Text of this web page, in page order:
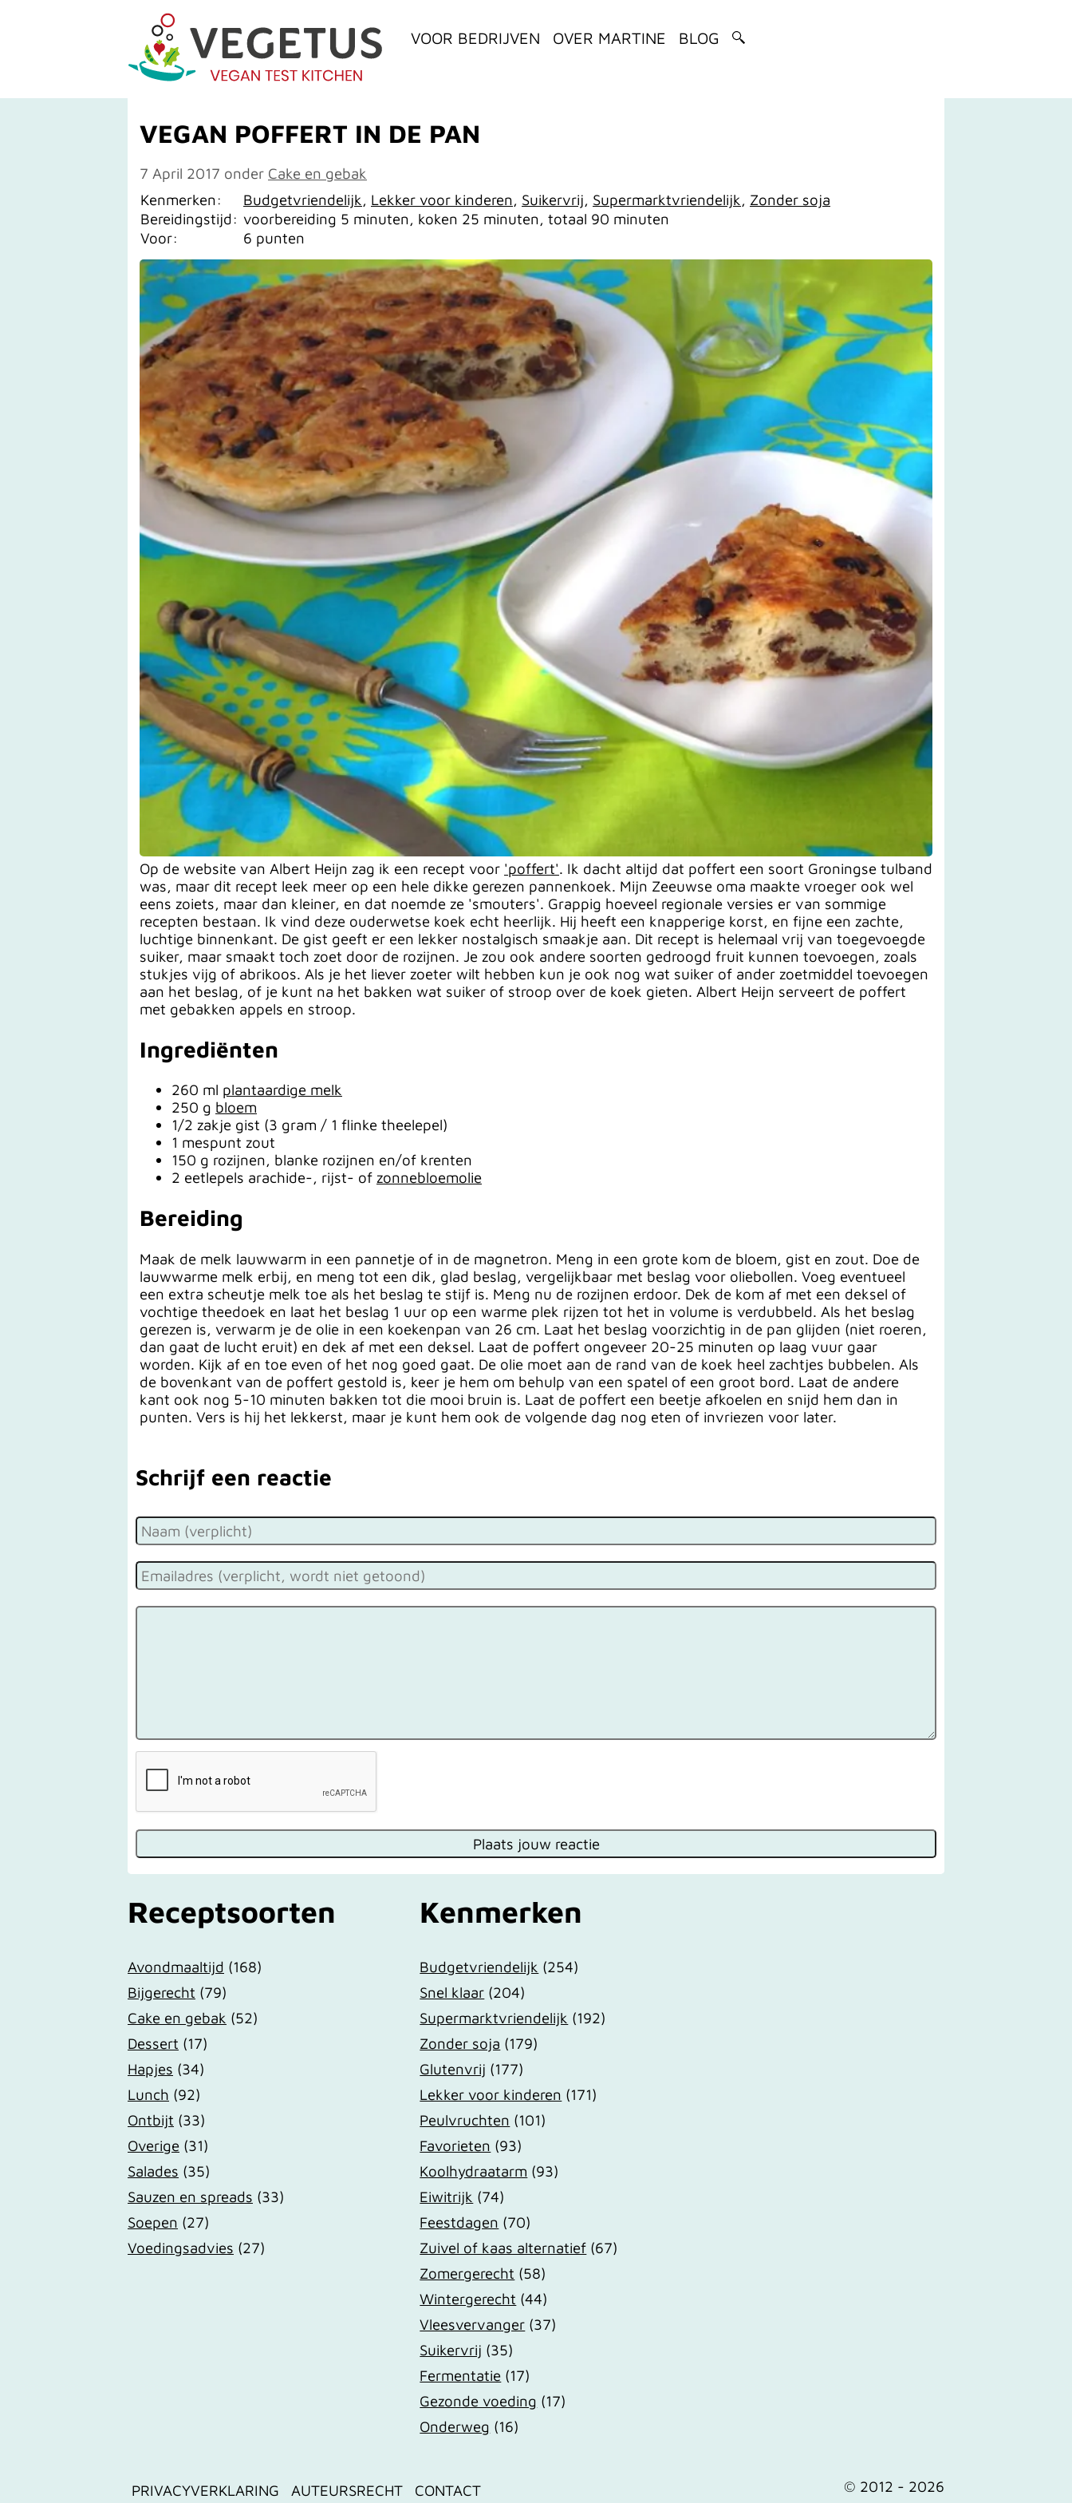
VOOR BEDRIJVEN OVER MARTINE BLOG
VEGAN POFFERT IN DE PAN
7 April 2017 onder Cake en gebak
Kenmerken:
Budgetvriendelijk, Lekker voor kinderen, Suikervrij, Supermarktvriendelijk, Zonder soja
Bereidingstijd: voorbereiding 5 minuten, koken 25 minuten, totaal 90 minuten
Voor:
6 punten
Op de website van Albert Heijn zag ik een recept voor 'poffert'. Ik dacht altijd dat poffert een soort Groningse tulband
was, maar dit recept leek meer op een hele dikke gerezen pannenkoek. Mijn Zeeuwse oma maakte vroeger ook wel
eens zoiets, maar dan kleiner, en dat noemde ze 'smouters'. Grappig hoeveel regionale versies er van sommige
recepten bestaan. Ik vind deze ouderwetse koek echt heerlijk. Hij heeft een knapperige korst, en fijne een zachte,
luchtige binnenkant. De gist geeft er een lekker nostalgisch smaakje aan. Dit recept is helemaal vrij van toegevoegde
suiker, maar smaakt toch zoet door de rozijnen. Je zou ook andere soorten gedroogd fruit kunnen toevoegen, zoals
stukjes vijg of abrikoos. Als je het liever zoeter wilt hebben kun je ook nog wat suiker of ander zoetmiddel toevoegen
aan het beslag, of je kunt na het bakken wat suiker of stroop over de koek gieten. Albert Heijn serveert de poffert
met gebakken appels en stroop.
Ingrediënten
260 ml plantaardige melk
250 g bloem
1/2 zakje gist (3 gram / 1 flinke theelepel)
1 mespunt zout
150 g rozijnen, blanke rozijnen en/of krenten
2 eetlepels arachide-, rijst- of zonnebloemolie
Bereiding
Maak de melk lauwwarm in een pannetje of in de magnetron. Meng in een grote kom de bloem, gist en zout. Doe de
lauwwarme melk erbij, en meng tot een dik, glad beslag, vergelijkbaar met beslag voor oliebollen. Voeg eventueel
een extra scheutje melk toe als het beslag te stijf is. Meng nu de rozijnen erdoor. Dek de kom af met een deksel of
vochtige theedoek en laat het beslag 1 uur op een warme plek rijzen tot het in volume is verdubbeld. Als het beslag
gerezen is, verwarm je de olie in een koekenpan van 26 cm. Laat het beslag voorzichtig in de pan glijden (niet roeren,
dan gaat de lucht eruit) en dek af met een deksel. Laat de poffert ongeveer 20-25 minuten op laag vuur gaar
worden. Kijk af en toe even of het nog goed gaat. De olie moet aan de rand van de koek heel zachtjes bubbelen. Als
de bovenkant van de poffert gestold is, keer je hem om behulp van een spatel of een groot bord. Laat de andere
kant ook nog 5-10 minuten bakken tot die mooi bruin is. Laat de poffert een beetje afkoelen en snijd hem dan in
punten. Vers is hij het lekkerst, maar je kunt hem ook de volgende dag nog eten of invriezen voor later.
Schrijf een reactie
Receptsoorten
Avondmaaltijd (168)
Bijgerecht (79)
Cake en gebak (52)
Dessert (17)
Hapjes (34)
Lunch (92)
Ontbijt (33)
Overige (31)
Salades (35)
Sauzen en spreads (33)
Soepen (27)
Voedingsadvies (27)
Kenmerken
Budgetvriendelijk (254)
Snel klaar (204)
Supermarktvriendelijk (192)
Zonder soja (179)
Glutenvrij (177)
Lekker voor kinderen (171)
Peulvruchten (101)
Favorieten (93)
Koolhydraatarm (93)
Eiwitrijk (74)
Feestdagen (70)
Zuivel of kaas alternatief (67)
Zomergerecht (58)
Wintergerecht (44)
Vleesvervanger (37)
Suikervrij (35)
Fermentatie (17)
Gezonde voeding (17)
Onderweg (16)
PRIVACYVERKLARING AUTEURSRECHT CONTACT © 2012 - 2026